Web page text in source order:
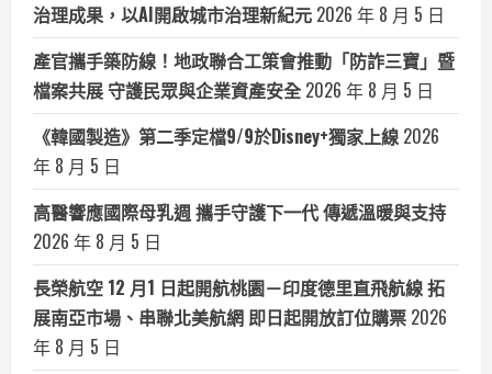
治理成果，以AI開啟城市治理新紀元 2026 年 8 月 5 日
產官攜手築防線！地政聯合工策會推動「防詐三寶」暨
檔案共展 守護民眾與企業資產安全 2026 年 8 月 5 日
《韓國製造》第二季定檔9/9於Disney+獨家上線 2026
年 8 月 5 日
高醫響應國際母乳週 攜手守護下一代 傳遞溫暖與支持
2026 年 8 月 5 日
長榮航空 12 月1 日起開航桃園－印度德里直飛航線 拓
展南亞市場、串聯北美航網 即日起開放訂位購票 2026
年 8 月 5 日